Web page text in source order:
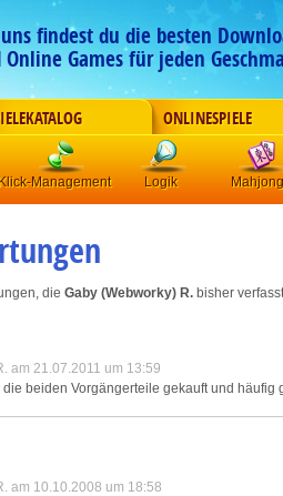
findest du die besten
Games für jeden
ONLINESPIELE
Klick-Management Logik Mahjong
die Gaby (Webworky) R. bisher
am 21.07.2011 um 13:59
beiden Vorgängerteile gekauft und
am 10.10.2008 um 18:58